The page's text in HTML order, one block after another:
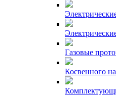
Газовые
Косвенного